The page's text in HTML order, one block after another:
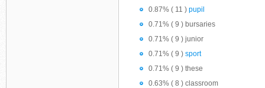
0.87% ( 11 ) pupil
0.71% ( 9 ) bursaries
0.71% ( 9 ) junior
0.71% ( 9 ) sport
0.71% ( 9 ) these
0.63% ( 8 ) classroom